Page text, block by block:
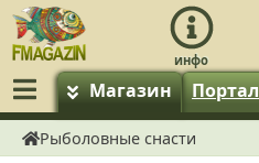
Магазин Портал
fMagazin.ru
Рыболовные снасти